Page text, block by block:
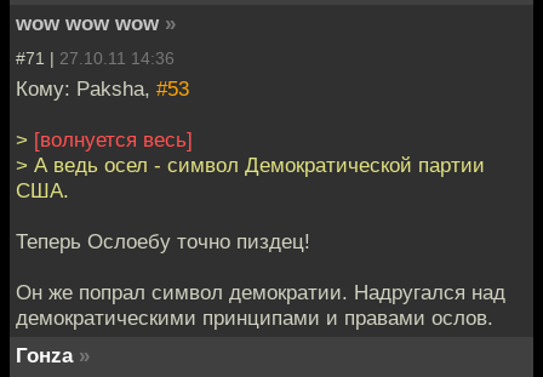
wow wow wow »
#71 | 27.10.11 14:36
Кому: Paksha, #53
> [волнуется весь]
> А ведь осел - символ Демократической партии
США.
Теперь Ослоебу точно пиздец!
Он же попрал символ демократии. Надругался над
демократическими принципами и правами ослов.
Гонzа »